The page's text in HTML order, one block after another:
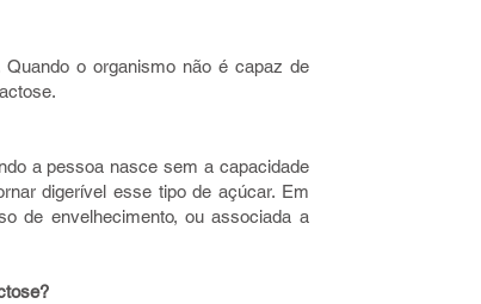
o organismo não é capaz de
a pessoa nasce sem a capacidade
digerível esse tipo de açúcar. Em
de envelhecimento, ou associada a